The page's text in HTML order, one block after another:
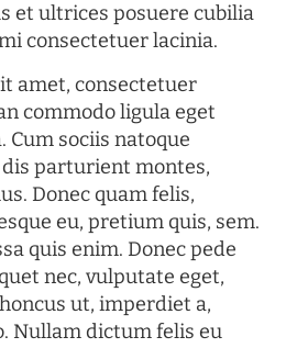
et ultrices posuere cubilia
consectetuer lacinia.
amet, consectetuer
commodo ligula eget
Cum sociis natoque
parturient montes,
Donec quam felis,
eu, pretium quis, sem.
quis enim. Donec pede
nec, vulputate eget,
ut, imperdiet a,
Nullam dictum felis eu